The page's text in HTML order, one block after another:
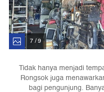
7 / 9
Tidak hanya menjadi
Rongsok juga
bagi pengunjung.